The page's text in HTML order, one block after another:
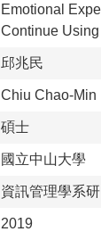
Emotional
Continue
邱兆民
Chiu Chao-Min
碩士
國立中山大學
資訊管理學系
2019